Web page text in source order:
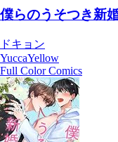
僕らのうそつき新
ドキョン
YuccaYellow
Full Color Comics